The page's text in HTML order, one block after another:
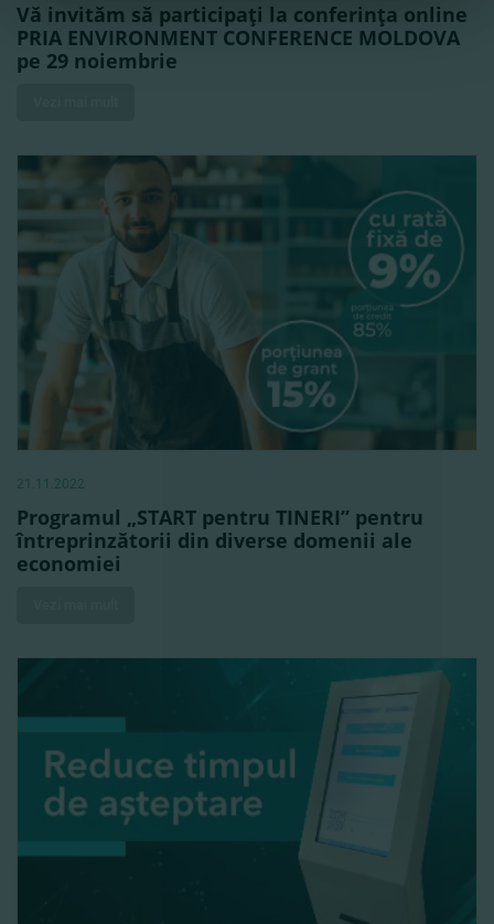
Vă invităm să participaţi la conferinţa online
PRIA ENVIRONMENT CONFERENCE MOLDOVA
pe 29 noiembrie
21.11.2022
Programul „START pentru TINERI” pentru
întreprinzătorii din diverse domenii ale
economiei